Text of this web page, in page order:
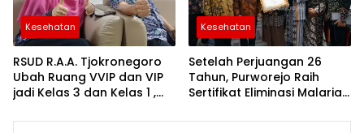
Kesehatan
RSUD R.A.A. Tjokronegoro
Ubah Ruang VVIP dan VIP
jadi Kelas 3 dan Kelas 1 ,
bagi Masyarakat
Kesehatan
Setelah Perjuangan 26
Tahun, Purworejo Raih
Sertifikat Eliminasi Malaria
Kesehatan